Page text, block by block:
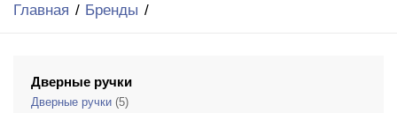
Главная Бренды
Дверные ручки
Дверные ручки (5)